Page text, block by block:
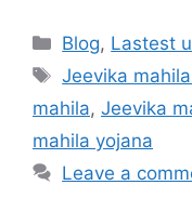
Categories
Blog, Lastest
Tags
Jeevika
mahila, Jeevika
mahila yojana
Leave a